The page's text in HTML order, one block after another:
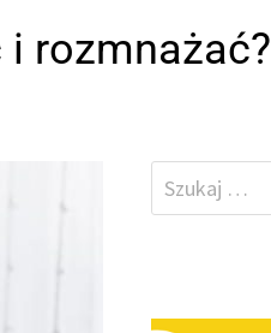
i rozmnażać?
Szukaj: